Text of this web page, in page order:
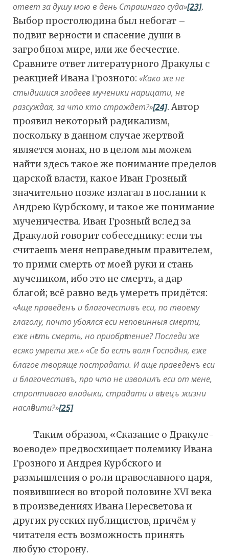
ответ за душу мою в день Страшнаго суда»[23].
Выбор простолюдина был небогат –
подвиг верности и спасение души в
загробном мире, или же бесчестие.
Сравните ответ литературного Дракулы с
реакцией Ивана Грозного: «Како же не
стыдишися злодеев мученики нарицати, не
разсуждая, за что кто страждет?»[24]. Автор
проявил некоторый радикализм,
поскольку в данном случае жертвой
является монах, но в целом мы можем
найти здесь такое же понимание пределов
царской власти, какое Иван Грозный
значительно позже излагал в послании к
Андрею Курбскому, и такое же понимание
мученичества. Иван Грозный вслед за
Дракулой говорит собеседнику: если ты
считаешь меня неправедным правителем,
то прими смерть от моей руки и стань
мучеником, ибо это не смерть, а дар
благой; всё равно ведь умереть придётся:
«Аще праведенъ и благочестивъ еси, по твоему
глаголу, почто убоялся еси неповинныя смерти,
еже нѣсть смерть, но приобрѣтение? Последи же
всяко умрети же.» «Се бо есть воля Господня, еже
благое творяще пострадати. И аще праведенъ еси
и благочестивъ, про что не изволилъ еси от мене,
строптиваго владыки, страдати и вѣнецъ жизни
наслѣдити?»[25]
Таким образом, «Сказание о Дракуле-
воеводе» предвосхищает полемику Ивана
Грозного и Андрея Курбского и
размышления о роли православного царя,
появившиеся во второй половине ХVI века
в произведениях Ивана Пересветова и
других русских публицистов, причём у
читателя есть возможность принять
любую сторону.